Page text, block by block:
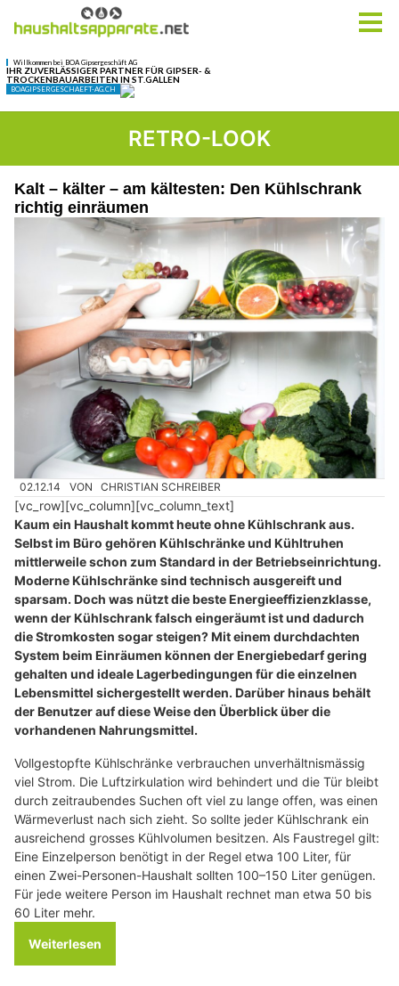
RETRO-LOOK
Kalt – kälter – am kältesten: Den Kühlschrank
richtig einräumen
02.12.14 VON CHRISTIAN SCHREIBER
[vc_row][vc_column][vc_column_text]
Kaum ein Haushalt kommt heute ohne Kühlschrank aus.
Selbst im Büro gehören Kühlschränke und Kühltruhen
mittlerweile schon zum Standard in der Betriebseinrichtung.
Moderne Kühlschränke sind technisch ausgereift und
sparsam. Doch was nützt die beste Energieeffizienzklasse,
wenn der Kühlschrank falsch eingeräumt ist und dadurch
die Stromkosten sogar steigen? Mit einem durchdachten
System beim Einräumen können der Energiebedarf gering
gehalten und ideale Lagerbedingungen für die einzelnen
Lebensmittel sichergestellt werden. Darüber hinaus behält
der Benutzer auf diese Weise den Überblick über die
vorhandenen Nahrungsmittel.
Vollgestopfte Kühlschränke verbrauchen unverhältnismässig
viel Strom. Die Luftzirkulation wird behindert und die Tür bleibt
durch zeitraubendes Suchen oft viel zu lange offen, was einen
Wärmeverlust nach sich zieht. So sollte jeder Kühlschrank ein
ausreichend grosses Kühlvolumen besitzen. Als Faustregel gilt:
Eine Einzelperson benötigt in der Regel etwa 100 Liter, für
einen Zwei-Personen-Haushalt sollten 100–150 Liter genügen.
Für jede weitere Person im Haushalt rechnet man etwa 50 bis
60 Liter mehr.
Weiterlesen